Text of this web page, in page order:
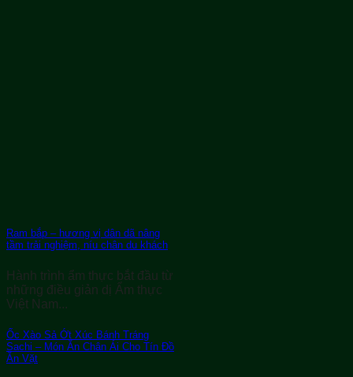
Ram bắp – hương vị dân dã nâng
tầm trải nghiệm, níu chân du khách
Hành trình ẩm thực bắt đầu từ
những điều giản dị Ẩm thực
Việt Nam...
Ốc Xào Sả Ớt Xúc Bánh Tráng
Sachi – Món Ăn Chân Ái Cho Tín Đồ
Ăn Vặt